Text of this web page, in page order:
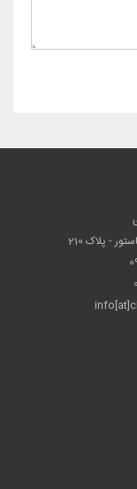
- پلاک 210